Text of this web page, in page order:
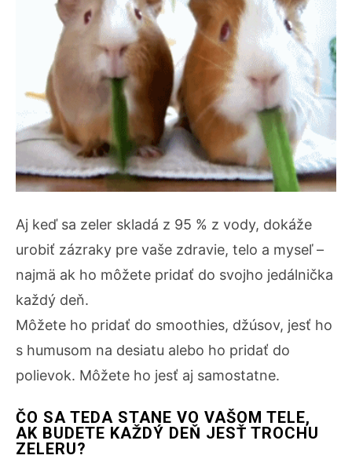
Aj keď sa zeler skladá z 95 % z vody, dokáže
urobiť zázraky pre vaše zdravie, telo a myseľ –
najmä ak ho môžete pridať do svojho jedálnička
každý deň.
Môžete ho pridať do smoothies, džúsov, jesť ho
s humusom na desiatu alebo ho pridať do
polievok. Môžete ho jesť aj samostatne.
ČO SA TEDA STANE VO VAŠOM TELE,
AK BUDETE KAŽDÝ DEŇ JESŤ TROCHU
ZELERU?